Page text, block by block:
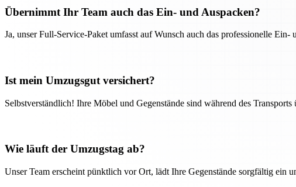
Übernimmt Ihr Team auch das Ein- und Auspacken?
Ja, unser Full-Service-Paket umfasst auf Wunsch auch das professionelle Ein-
Ist mein Umzugsgut versichert?
Selbstverständlich! Ihre Möbel und Gegenstände sind während des Transports
Wie läuft der Umzugstag ab?
Unser Team erscheint pünktlich vor Ort, lädt Ihre Gegenstände sorgfältig ein